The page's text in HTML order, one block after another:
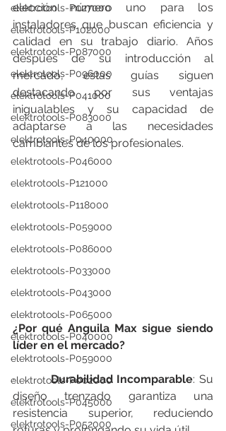
elektrotools-P027000
elektrotools-P102000
elektrotools-P087000
elektrotools-P096000
elektrotools-P041000
elektrotools-P083000
elektrotools-P040000
elektrotools-P046000
elektrotools-P121000
elektrotools-P118000
elektrotools-P059000
elektrotools-P086000
elektrotools-P033000
elektrotools-P043000
elektrotools-P065000
elektrotools-P040000
elektrotools-P059000
elektrotools-P002000
elektrotools-P045000
elektrotools-P052000
elección número uno para los
instaladores que buscan eficiencia y
calidad en su trabajo diario. Años
después de su introducción al
mercado, estas guías siguen
destacando por sus ventajas
inigualables y su capacidad de
adaptarse a las necesidades
cambiantes de los profesionales.
¿Por qué Anguila Max sigue siendo
líder en el mercado?
· Durabilidad Incomparable: Su
diseño trenzado garantiza una
resistencia superior, reduciendo